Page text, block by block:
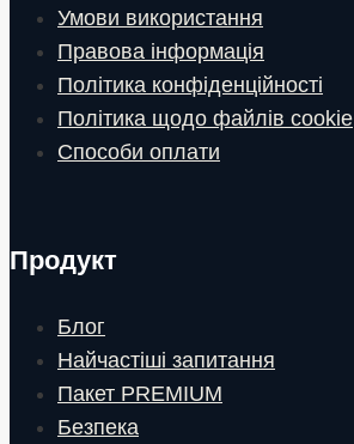
Умови використання
Правова інформація
Політика конфіденційності
Політика щодо файлів cookie
Способи оплати
Продукт
Блог
Найчастіші запитання
Пакет PREMIUM
Безпека